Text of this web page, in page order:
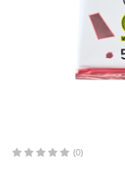
(0)